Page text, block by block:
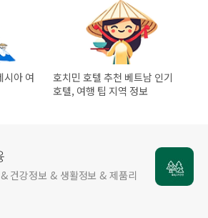
시아 여
호치민 호텔 추천 베트남 인기
호텔, 여행 팁 지역 정보
건강정보 & 생활정보 & 제품리